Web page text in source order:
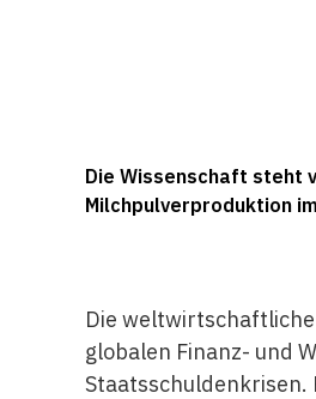
Die Wissenschaft steht
Milchpulverproduktion
Die
globalen Finanz- und
Staatsschuldenkrisen.